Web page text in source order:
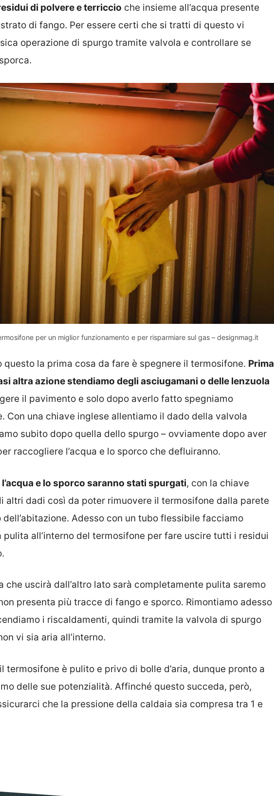
di polvere e terriccio che insieme all’acqua presente
di fango. Per essere certi che si tratti di questo vi
operazione di spurgo tramite valvola e controllare se
per un miglior funzionamento e per risparmiare sul gas – designmag.it
la prima cosa da fare è spegnere il termosifone. Prima
altra azione stendiamo degli asciugamani o delle lenzuola
il pavimento e solo dopo averlo fatto spegniamo
Con una chiave inglese allentiamo il dado della valvola
subito dopo quella dello spurgo – ovviamente dopo aver
raccogliere l’acqua e lo sporco che defluiranno.
e lo sporco saranno stati spurgati, con la chiave
altri dadi così da poter rimuovere il termosifone dalla parete
dell’abitazione. Adesso con un tubo flessibile facciamo
pulita all’interno del termosifone per fare uscire tutti i residui
che uscirà dall’altro lato sarà completamente pulita saremo
presenta più tracce di fango e sporco. Rimontiamo adesso
i riscaldamenti, quindi tramite la valvola di spurgo
vi sia aria all’interno.
termosifone è pulito e privo di bolle d’aria, dunque pronto a
delle sue potenzialità. Affinché questo succeda, però,
che la pressione della caldaia sia compresa tra 1 e